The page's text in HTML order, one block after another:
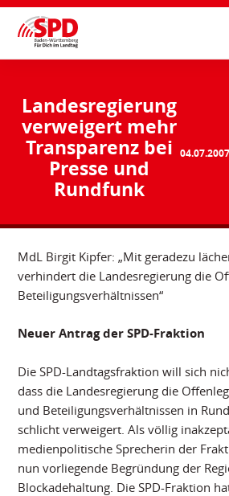
Landesregierung
verweigert mehr
Transparenz bei
Presse und
Rundfunk
04.07.2007
MdL Birgit Kipfer: „Mit geradezu
verhindert die Landesregierung die
Beteiligungsverhältnissen“
Neuer Antrag der SPD-Fraktion
Die SPD-Landtagsfraktion will sich
dass die Landesregierung die
und Beteiligungsverhältnissen in
schlicht verweigert. Als völlig
medienpolitische Sprecherin der
nun vorliegende Begründung der
Blockadehaltung. Die SPD-Fraktion